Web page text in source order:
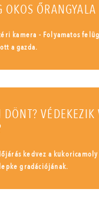
OKOS ŐRANGYALA
kamera - Folyamatos
a gazda.
VÉDEKEZIK
kedvez a kukoricamoly
gradációjának.